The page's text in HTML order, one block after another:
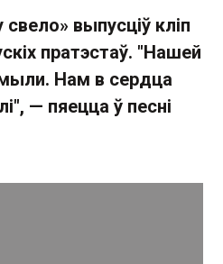
свело» выпусціў кліп
пратэстаў. "Нашей
Нам в сердца
— пяецца ў песні